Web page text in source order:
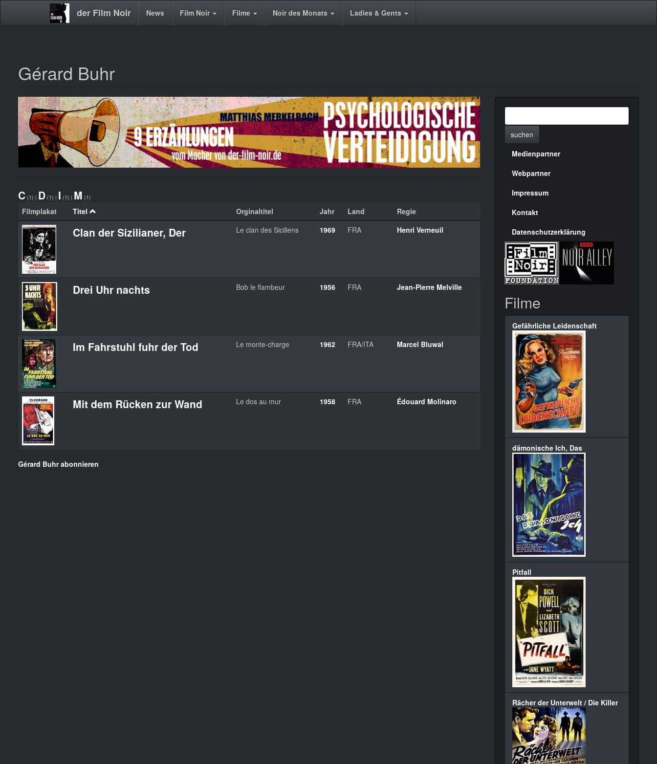
der Film Noir
Main News Film Noir Filme Noir des Monats Ladies & Gents
Gérard Buhr
C (1) | D (1) | I (1) | M (1)
Filmplakat Titel Orginaltitel Jahr Land Regie
Clan der Sizilianer, Der Le clan des Siciliens 1969 FRA Henri Verneuil
Drei Uhr nachts Bob le flambeur 1956 FRA Jean-Pierre Melville
Im Fahrstuhl fuhr der Tod Le monte-charge 1962 FRA/ITA Marcel Bluwal
Mit dem Rücken zur Wand Le dos au mur 1958 FRA Édouard Molinaro
Gérard Buhr abonnieren
suchen
Menülinks
rechte
Seite
Medienpartner
Webpartner
Impressum
Kontakt
Datenschutzerklärung
Filme
Gefährliche Leidenschaft
dämonische Ich, Das
Pitfall
Rächer der Unterwelt / Die Killer